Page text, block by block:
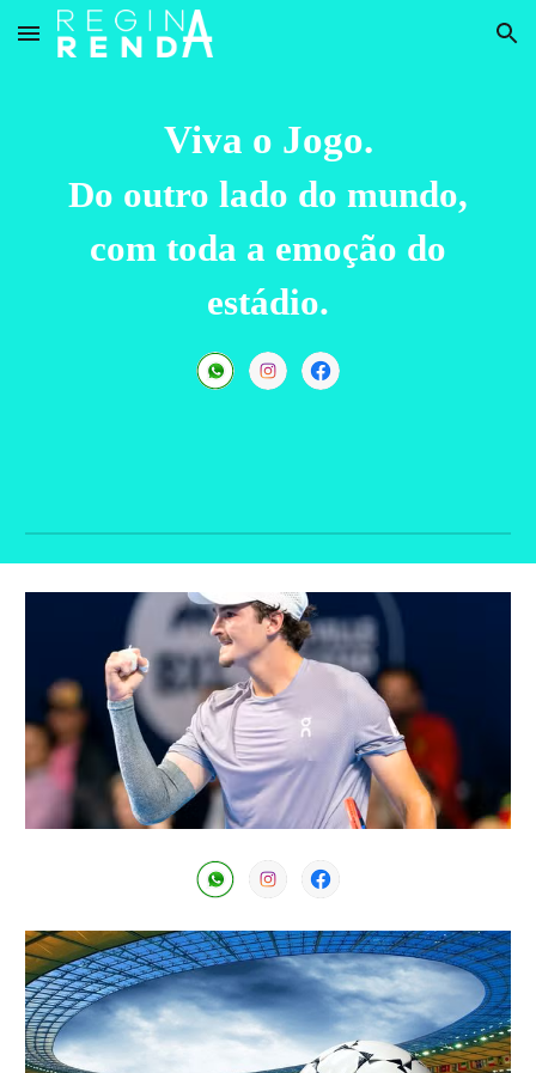
Skip to main content Skip to navigation
Viva o Jogo.
Do outro lado do mundo,
com toda a emoção do
estádio.